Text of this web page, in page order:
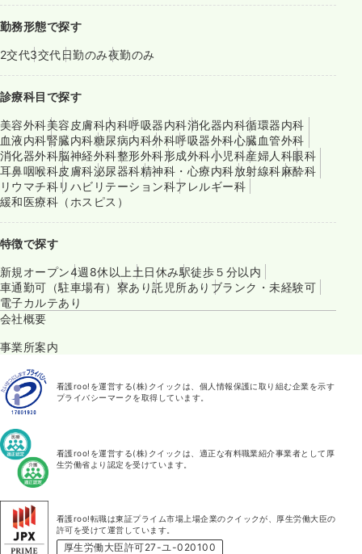
勤務形態で探す
2交代3交代日勤のみ夜勤のみ
診療科目で探す
美容外科美容皮膚科内科呼吸器内科消化器内科循環器内科
血液内科腎臓内科糖尿病内科外科呼吸器外科心臓血管外科
消化器外科脳神経外科整形外科形成外科小児科産婦人科眼科
耳鼻咽喉科皮膚科泌尿器科精神科・心療内科放射線科麻酔科
リウマチ科リハビリテーション科アレルギー科
緩和医療科（ホスピス）
特徴で探す
新規オープン4週8休以上 土日休み駅徒歩５分以内
車通勤可（駐車場有） 寮あり託児所あり ブランク・未経験可
電子カルテあり
会社概要
事業所案内
看護roo!を運営する(株)クイックは、個人情報保護に取り組む企業を示す
プライバシーマークを取得しています。
看護roo!を運営する(株)クイックは、適正な有料職業紹介事業者として厚
生労働省より認定を受けています。
看護roo!転職は東証プライム市場上場企業のクイックが、厚生労働大臣の
許可を受けて運営しています。
厚生労働大臣許可27-ユ-020100